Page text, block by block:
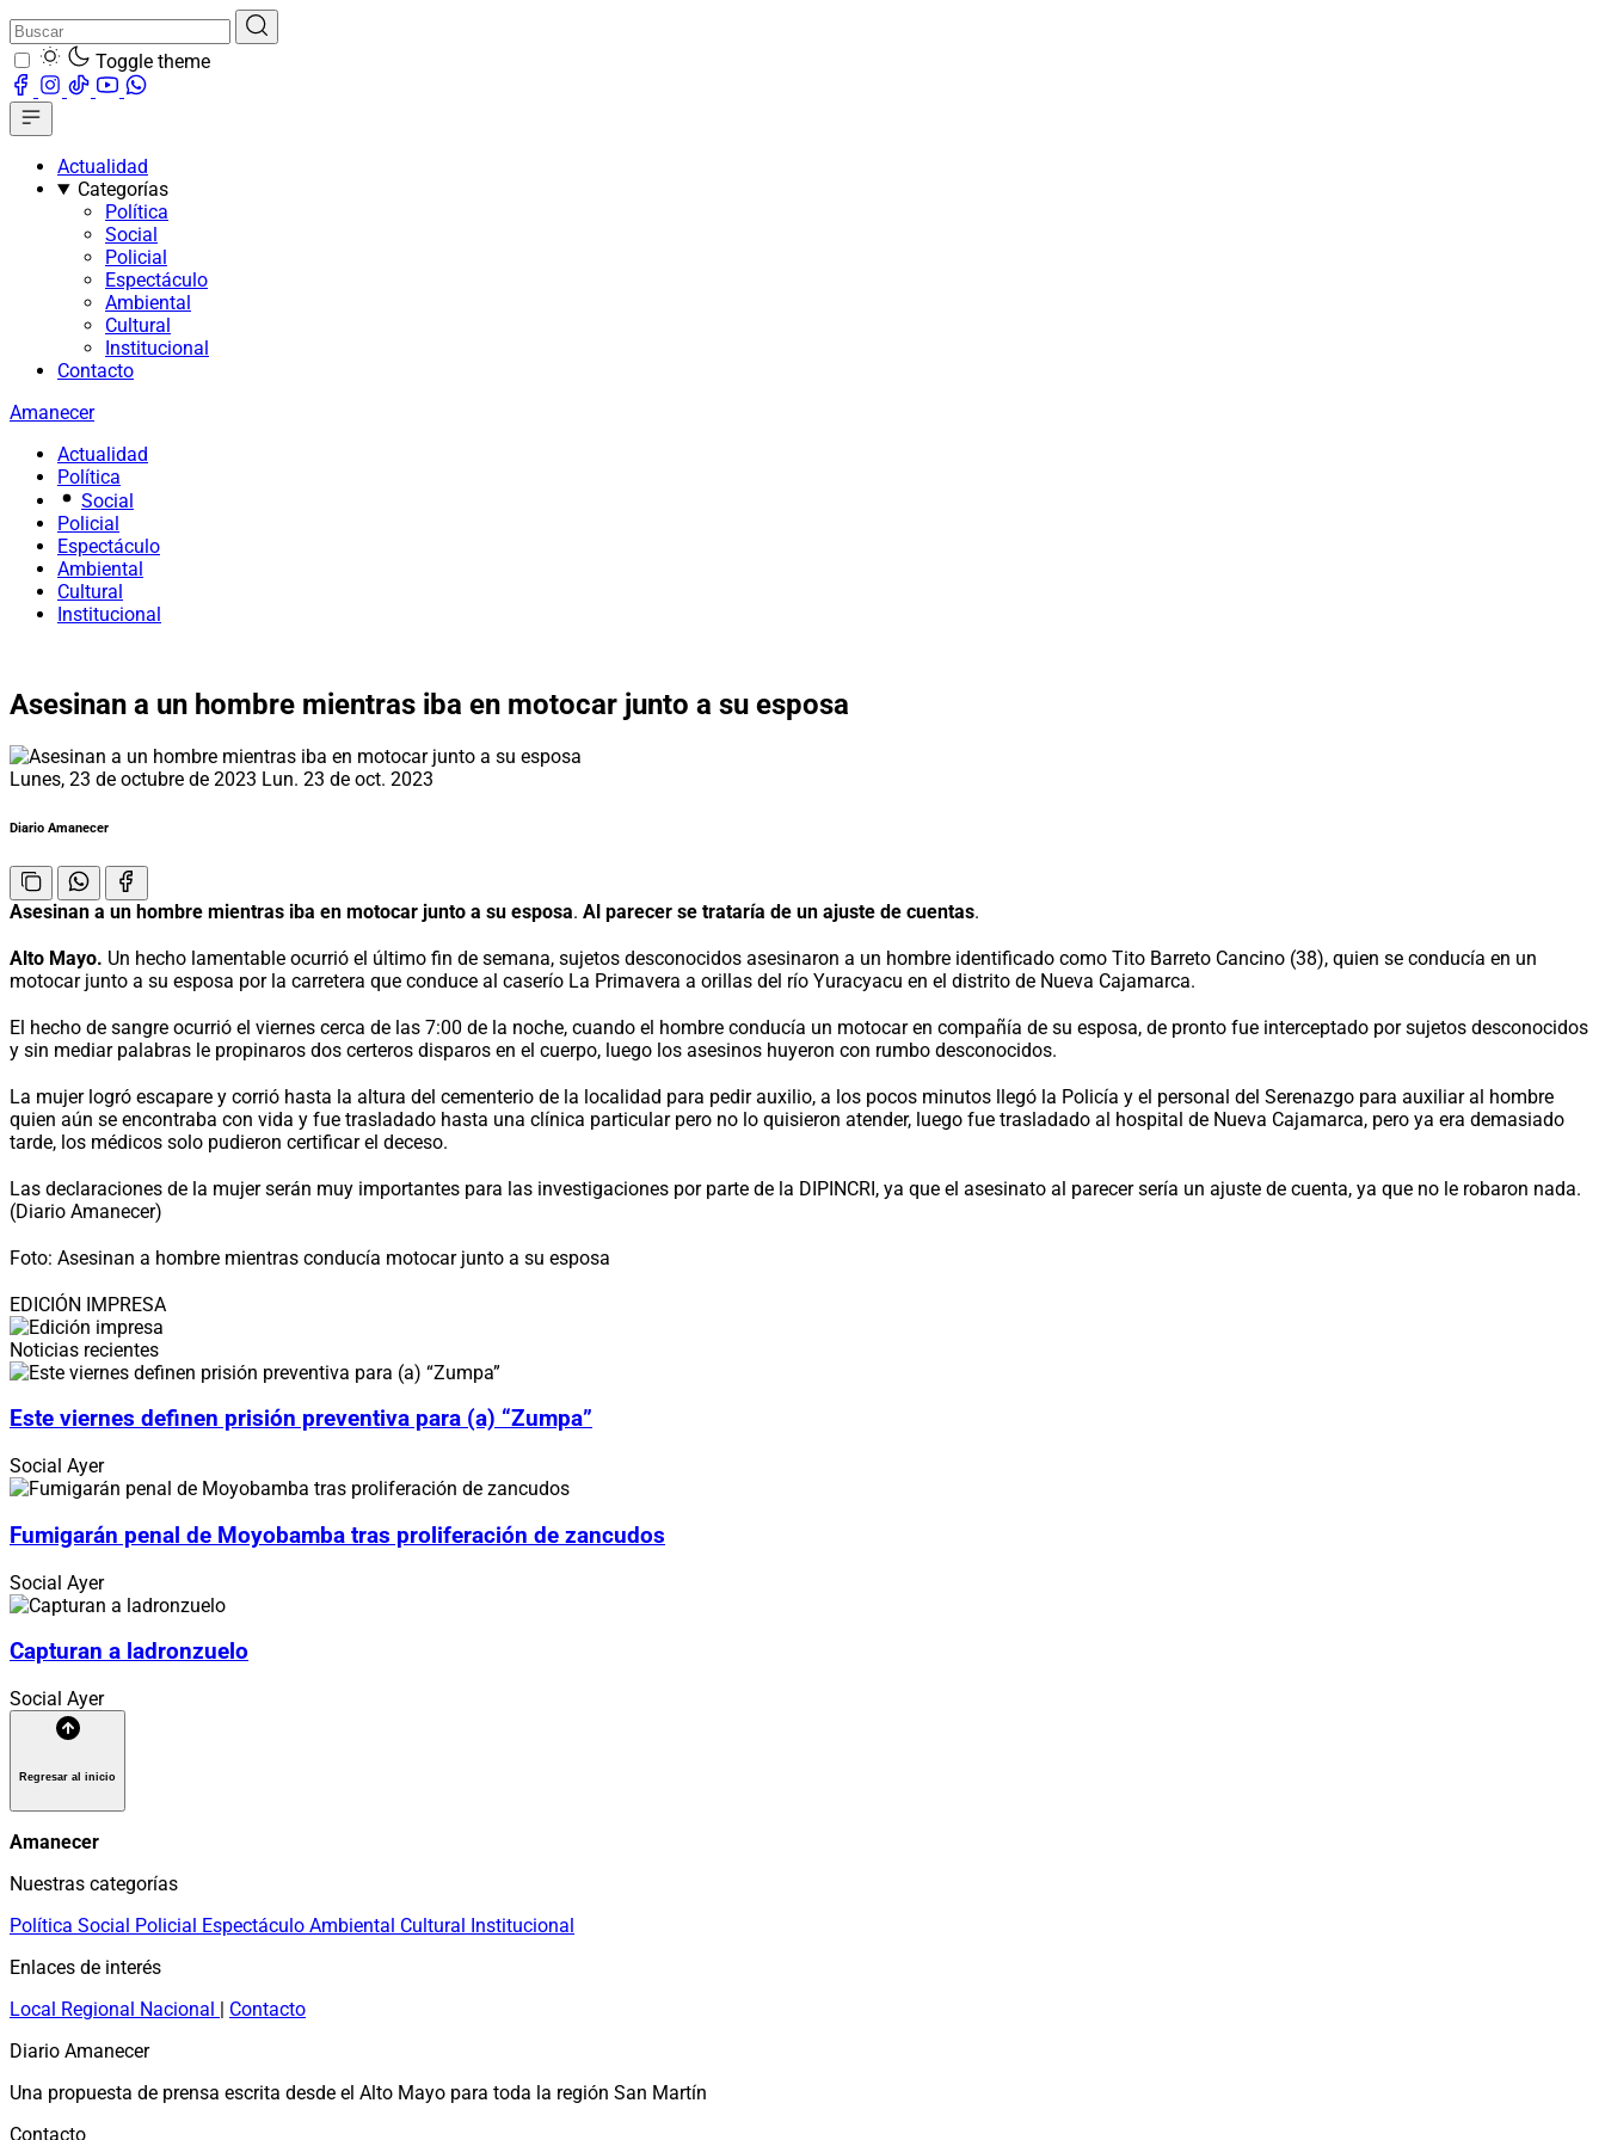
Toggle theme
Actualidad
Categorías
Política
Social
Policial
Espectáculo
Ambiental
Cultural
Institucional
Contacto
Amanecer
Actualidad
Política
Social
Policial
Espectáculo
Ambiental
Cultural
Institucional
Asesinan a un hombre mientras iba en motocar junto a su esposa
Lunes, 23 de octubre de 2023 Lun. 23 de oct. 2023
Diario Amanecer
Asesinan a un hombre mientras iba en motocar junto a su esposa. Al parecer se trataría de un ajuste de cuentas.
Alto Mayo. Un hecho lamentable ocurrió el último fin de semana, sujetos desconocidos asesinaron a un hombre identificado como Tito Barreto Cancino (38), quien se conducía en un
motocar junto a su esposa por la carretera que conduce al caserío La Primavera a orillas del río Yuracyacu en el distrito de Nueva Cajamarca.
El hecho de sangre ocurrió el viernes cerca de las 7:00 de la noche, cuando el hombre conducía un motocar en compañía de su esposa, de pronto fue interceptado por sujetos desconocidos
y sin mediar palabras le propinaros dos certeros disparos en el cuerpo, luego los asesinos huyeron con rumbo desconocidos.
La mujer logró escapare y corrió hasta la altura del cementerio de la localidad para pedir auxilio, a los pocos minutos llegó la Policía y el personal del Serenazgo para auxiliar al hombre
quien aún se encontraba con vida y fue trasladado hasta una clínica particular pero no lo quisieron atender, luego fue trasladado al hospital de Nueva Cajamarca, pero ya era demasiado
tarde, los médicos solo pudieron certificar el deceso.
Las declaraciones de la mujer serán muy importantes para las investigaciones por parte de la DIPINCRI, ya que el asesinato al parecer sería un ajuste de cuenta, ya que no le robaron nada.
(Diario Amanecer)
Foto: Asesinan a hombre mientras conducía motocar junto a su esposa
EDICIÓN IMPRESA
Noticias recientes
Este viernes definen prisión preventiva para (a) “Zumpa”
Social Ayer
Fumigarán penal de Moyobamba tras proliferación de zancudos
Social Ayer
Capturan a ladronzuelo
Social Ayer
Regresar al inicio
Amanecer
Nuestras categorías
Política Social Policial Espectáculo Ambiental Cultural Institucional
Enlaces de interés
Local Regional Nacional | Contacto
Diario Amanecer
Una propuesta de prensa escrita desde el Alto Mayo para toda la región San Martín
Contacto